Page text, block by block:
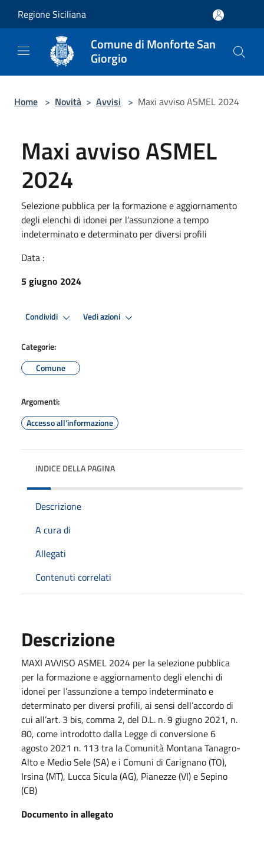
Regione Siciliana
Comune di Monforte San
Giorgio
Home > Novità > Avvisi > Maxi avviso ASMEL 2024
Maxi avviso ASMEL
2024
Selezione pubblica per la formazione e aggiornamento
degli elenchi di idonei per l’assunzione a tempo
indeterminato e determinato per diversi profili
Data :
5 giugno 2024
Condividi Vedi azioni
Categorie:
Comune
Argomenti:
Accesso all'informazione
INDICE DELLA PAGINA
Descrizione
A cura di
Allegati
Contenuti correlati
Descrizione
MAXI AVVISO ASMEL 2024 per la selezione pubblica
per la formazione e aggiornamento degli elenchi di
idonei per l’assunzione a tempo indeterminato e
determinato per diversi profili, ai sensi dell’accordo di
cui all’art. 3 bis, comma 2, del D.L. n. 9 giugno 2021, n.
80, come introdotto dalla Legge di conversione 6
agosto 2021 n. 113 tra la Comunità Montana Tanagro-
Alto e Medio Sele (SA) e i Comuni di Carignano (TO),
Irsina (MT), Lucca Sicula (AG), Pianezze (VI) e Sepino
(CB)
Documento in allegato